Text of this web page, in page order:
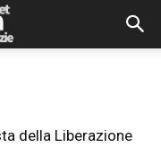
della Liberazione